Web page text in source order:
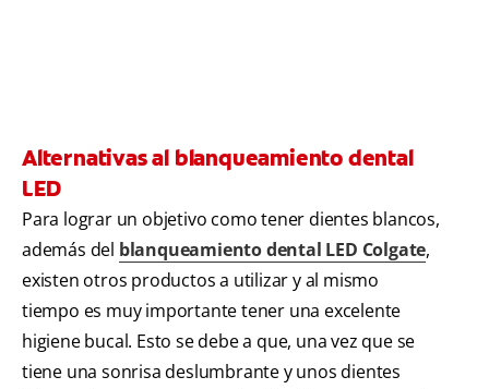
Alternativas al blanqueamiento dental
LED
Para lograr un objetivo como tener dientes blancos,
además del blanqueamiento dental LED Colgate,
existen otros productos a utilizar y al mismo
tiempo es muy importante tener una excelente
higiene bucal. Esto se debe a que, una vez que se
tiene una sonrisa deslumbrante y unos dientes